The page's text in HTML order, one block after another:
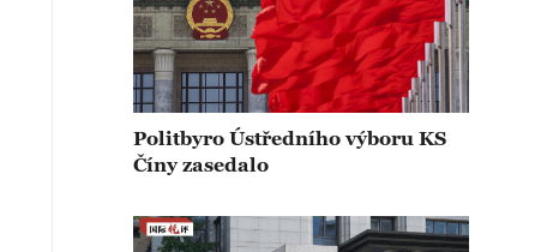
Politbyro Ústředního výboru KS
Číny zasedalo